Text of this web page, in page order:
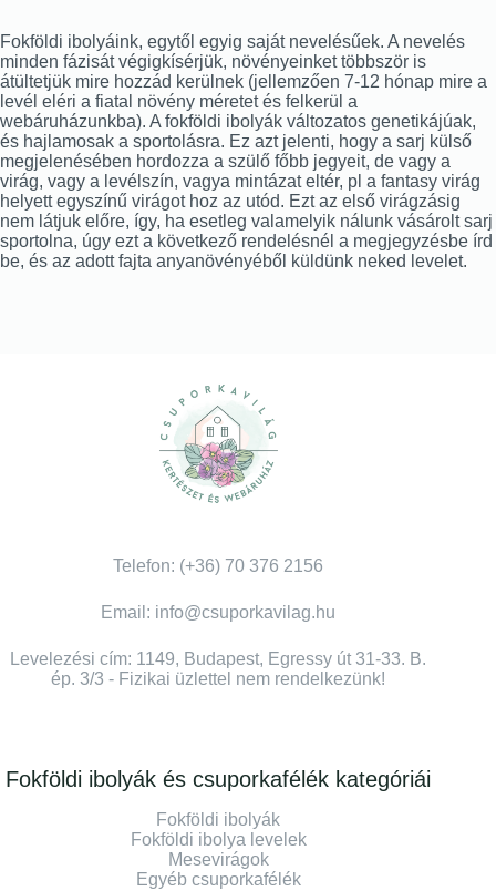
Fokföldi ibolyáink, egytől egyig saját nevelésűek. A nevelés
minden fázisát végigkísérjük, növényeinket többször is
átültetjük mire hozzád kerülnek (jellemzően 7-12 hónap mire a
levél eléri a fiatal növény méretet és felkerül a
webáruházunkba). A fokföldi ibolyák változatos genetikájúak,
és hajlamosak a sportolásra. Ez azt jelenti, hogy a sarj külső
megjelenésében hordozza a szülő főbb jegyeit, de vagy a
virág, vagy a levélszín, vagya mintázat eltér, pl a fantasy virág
helyett egyszínű virágot hoz az utód. Ezt az első virágzásig
nem látjuk előre, így, ha esetleg valamelyik nálunk vásárolt sarj
sportolna, úgy ezt a következő rendelésnél a megjegyzésbe írd
be, és az adott fajta anyanövényéből küldünk neked levelet.
Telefon: (+36) 70 376 2156
Email: info@csuporkavilag.hu
Levelezési cím: 1149, Budapest, Egressy út 31-33. B.
ép. 3/3 - Fizikai üzlettel nem rendelkezünk!
Fokföldi ibolyák és csuporkafélék kategóriái
Fokföldi ibolyák
Fokföldi ibolya levelek
Mesevirágok
Egyéb csuporkafélék